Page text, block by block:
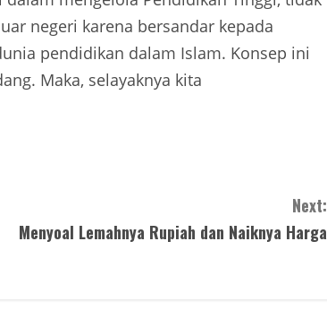
negeri karena bersandar kepada
pendidikan dalam Islam. Konsep ini
Maka, selayaknya kita
Next:
Menyoal Lemahnya Rupiah dan Naiknya Harga